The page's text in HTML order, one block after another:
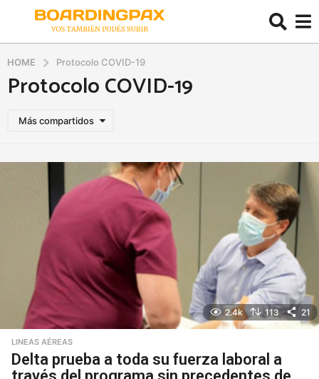
HOME Protocolo COVID-19
Protocolo COVID-19
Más compartidos
2.4k 113 21
LINEAS AÉREAS
Delta prueba a toda su fuerza laboral a